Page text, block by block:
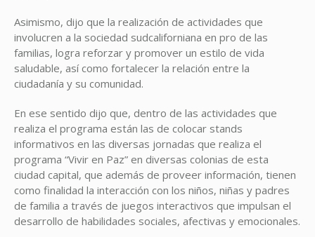
Asimismo, dijo que la realización de actividades que
involucren a la sociedad sudcaliforniana en pro de las
familias, logra reforzar y promover un estilo de vida
saludable, así como fortalecer la relación entre la
ciudadanía y su comunidad.
En ese sentido dijo que, dentro de las actividades que
realiza el programa están las de colocar stands
informativos en las diversas jornadas que realiza el
programa “Vivir en Paz” en diversas colonias de esta
ciudad capital, que además de proveer información, tienen
como finalidad la interacción con los niños, niñas y padres
de familia a través de juegos interactivos que impulsan el
desarrollo de habilidades sociales, afectivas y emocionales.